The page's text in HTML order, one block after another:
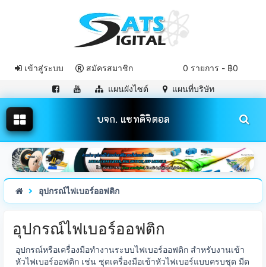
0 รายการ - ฿0
เข้าสู่ระบบ สมัครสมาชิก
แผนผังไซต์ แผนที่บริษัท
บจก. แซทดิจิตอล
อุปกรณ์ไฟเบอร์ออฟติก
อุปกรณ์ไฟเบอร์ออฟติก
อุปกรณ์หรือเครื่องมือทำงานระบบไฟเบอร์ออฟติก สำหรับงานเข้า
หัวไฟเบอร์ออฟติก เช่น ชุดเครื่องมือเข้าหัวไฟเบอร์แบบครบชุด มีด